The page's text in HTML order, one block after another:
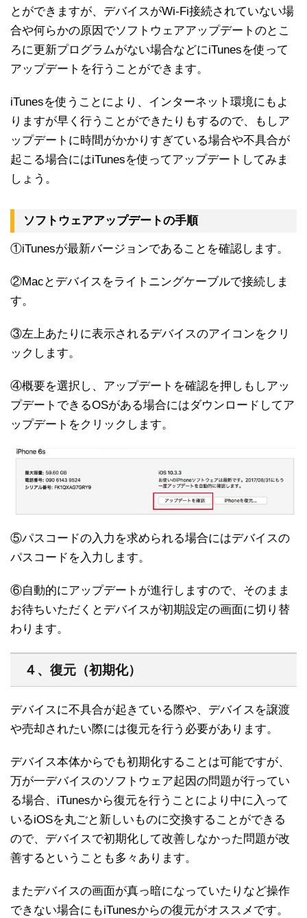
とができますが、デバイスがWi-Fi接続されていない場
合や何らかの原因でソフトウェアアップデートのとこ
ろに更新プログラムがない場合などにiTunesを使って
アップデートを行うことができます。
iTunesを使うことにより、インターネット環境にもよ
りますが早く行うことができたりもするので、もしア
ップデートに時間がかかりすぎている場合や不具合が
起こる場合にはiTunesを使ってアップデートしてみま
しょう。
ソフトウェアアップデートの手順
①iTunesが最新バージョンであることを確認します。
②Macとデバイスをライトニングケーブルで接続しま
す。
③左上あたりに表示されるデバイスのアイコンをクリ
ックします。
④概要を選択し、アップデートを確認を押しもしアッ
プデートできるOSがある場合にはダウンロードしてア
ップデートをクリックします。
⑤パスコードの入力を求められる場合にはデバイスの
パスコードを入力します。
⑥自動的にアップデートが進行しますので、そのまま
お待ちいただくとデバイスが初期設定の画面に切り替
わります。
４、復元（初期化）
デバイスに不具合が起きている際や、デバイスを譲渡
や売却されたい際には復元を行う必要があります。
デバイス本体からでも初期化することは可能ですが、
万が一デバイスのソフトウェア起因の問題が行ってい
る場合、iTunesから復元を行うことにより中に入って
いるiOSを丸ごと新しいものに交換することができる
ので、デバイスで初期化して改善しなかった問題が改
善するということも多々あります。
またデバイスの画面が真っ暗になっていたりなど操作
できない場合にもiTunesからの復元がオススメです。